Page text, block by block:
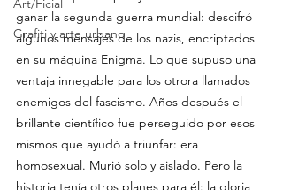
Art/Ficial
Grafiti y arte urbano
ganar la segunda guerra mundial: descifró
algunos mensajes de los nazis, encriptados
en su máquina Enigma. Lo que supuso una
ventaja innegable para los otrora llamados
enemigos del fascismo. Años después el
brillante científico fue perseguido por esos
mismos que ayudó a triunfar: era
homosexual. Murió solo y aislado. Pero la
historia tenía otros planes para él: la gloria